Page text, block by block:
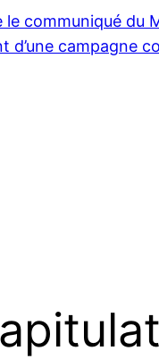
le communiqué du
d’une campagne